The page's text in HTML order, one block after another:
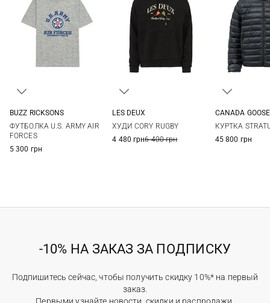
BUZZ RICKSONS
ФУТБОЛКА U.S. ARMY AIR
FORCES
5 300 грн
LES DEUX
ХУДИ CORY RUGBY
4 480 грн6 400 грн
CANADA GOOSE
КУРТКА
45 800 грн
-10% НА ЗАКАЗ ЗА ПОДПИСКУ
Подпишитесь сейчас, чтобы получить скидку 10%* на первый
заказ.